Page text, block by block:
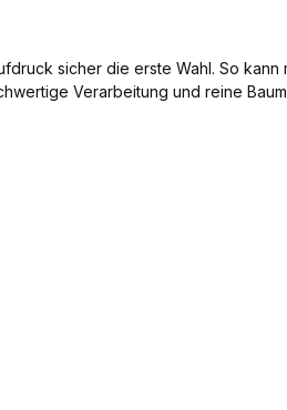
sicher die erste Wahl. So kann
Verarbeitung und reine